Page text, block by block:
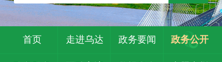
首页 走进乌达 政务要闻 政务公开